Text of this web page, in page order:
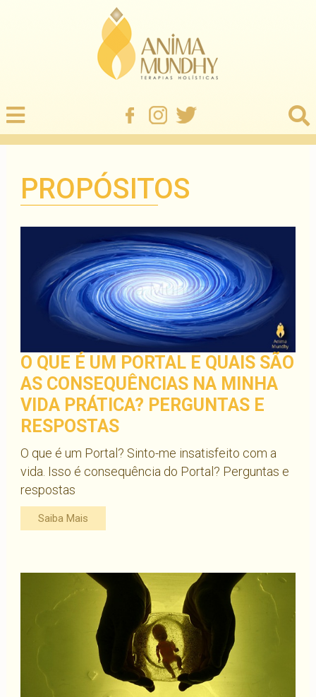
PROPÓSITOS
O QUE É UM PORTAL E QUAIS SÃO
AS CONSEQUÊNCIAS NA MINHA
VIDA PRÁTICA? PERGUNTAS E
RESPOSTAS
O que é um Portal? Sinto-me insatisfeito com a
vida. Isso é consequência do Portal? Perguntas e
respostas
Saiba Mais